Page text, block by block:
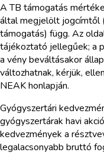
A TB támogatás
által megjelölt jogcímtől
támogatás) függ. Az
tájékoztató jellegűek; a
a vény beváltásakor
változhatnak, kérjük,
NEAK honlapján.
Gyógyszertári
gyógyszertárak havi
kedvezmények a
legalacsonyabb bruttó